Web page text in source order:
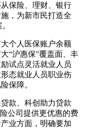
保险、理财、银行
，为新市民打造全
个人医保账户余额
“沪惠保”覆盖面、丰
试点灵活就业人员
态就业人员职业伤
保障。
款、科创助力贷款
公司提供更优惠的费
业方面，明确要加